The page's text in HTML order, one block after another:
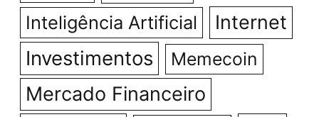
Inteligência Artificial Internet
Investimentos Memecoin
Mercado Financeiro